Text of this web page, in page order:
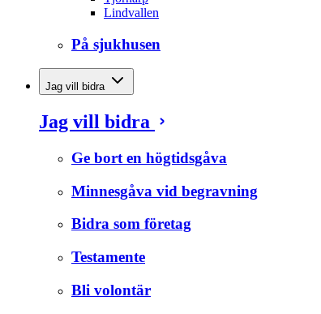
Lindvallen
På sjukhusen
Jag vill bidra
Jag vill bidra
Ge bort en högtidsgåva
Minnesgåva vid begravning
Bidra som företag
Testamente
Bli volontär